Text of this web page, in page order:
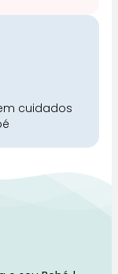
cuidados